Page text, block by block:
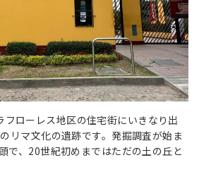
フローレス地区の住宅街にいきなり出
リマ文化の遺跡です。発掘調査が始ま
で、20世紀初めまではただの土の丘と